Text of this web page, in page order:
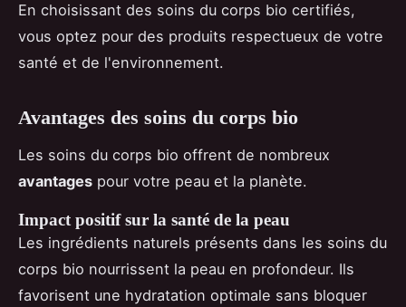
En choisissant des soins du corps bio certifiés,
vous optez pour des produits respectueux de votre
santé et de l'environnement.
Avantages des soins du corps bio
Les soins du corps bio offrent de nombreux
avantages pour votre peau et la planète.
Impact positif sur la santé de la peau
Les ingrédients naturels présents dans les soins du
corps bio nourrissent la peau en profondeur. Ils
favorisent une hydratation optimale sans bloquer